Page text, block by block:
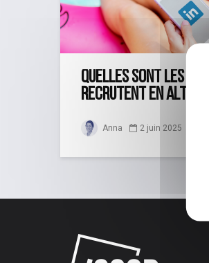
Quelles sont les
recrutent en
Anna 2 juin 2025